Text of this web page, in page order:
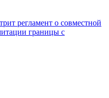
регламент о совместной
границы с